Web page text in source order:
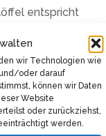
wir Technologien wie
oder darauf
können wir Daten
Website
oder zurückziehst,
werden.
entspricht
Dips, Salaten und
ausgewählten